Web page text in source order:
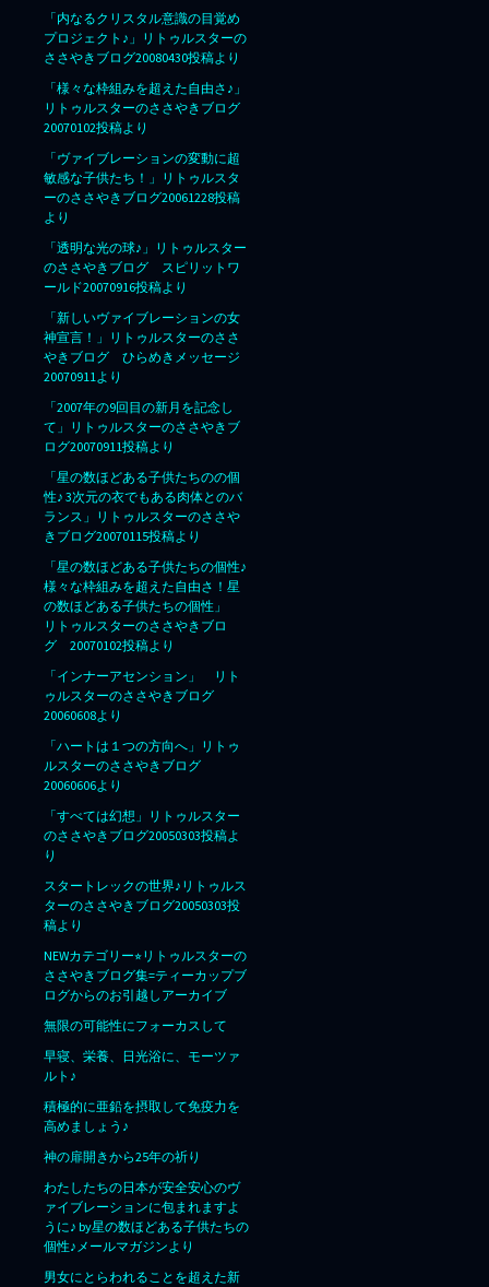
「内なるクリスタル意識の目覚め
プロジェクト♪」リトゥルスターの
ささやきブログ20080430投稿より
「様々な枠組みを超えた自由さ♪」
リトゥルスターのささやきブログ
20070102投稿より
「ヴァイブレーションの変動に超
敏感な子供たち！」リトゥルスタ
ーのささやきブログ20061228投稿
より
「透明な光の球♪」リトゥルスター
のささやきブログ スピリットワ
ールド20070916投稿より
「新しいヴァイブレーションの女
神宣言！」リトゥルスターのささ
やきブログ ひらめきメッセージ
20070911より
「2007年の9回目の新月を記念し
て」リトゥルスターのささやきブ
ログ20070911投稿より
「星の数ほどある子供たちのの個
性♪ 3次元の衣でもある肉体とのバ
ランス」リトゥルスターのささや
きブログ20070115投稿より
「星の数ほどある子供たちの個性♪
様々な枠組みを超えた自由さ！星
の数ほどある子供たちの個性」
リトゥルスターのささやきブロ
グ 20070102投稿より
「インナーアセンション」 リト
ゥルスターのささやきブログ
20060608より
「ハートは１つの方向へ」リトゥ
ルスターのささやきブログ
20060606より
「すべては幻想」リトゥルスター
のささやきブログ20050303投稿よ
り
スタートレックの世界♪リトゥルス
ターのささやきブログ20050303投
稿より
NEWカテゴリー⭐︎リトゥルスターの
ささやきブログ集=ティーカップブ
ログからのお引越しアーカイブ
無限の可能性にフォーカスして
早寝、栄養、日光浴に、モーツァ
ルト♪
積極的に亜鉛を摂取して免疫力を
高めましょう♪
神の扉開きから25年の祈り
わたしたちの日本が安全安心のヴ
ァイブレーションに包まれますよ
うに♪ by星の数ほどある子供たちの
個性♪メールマガジンより
男女にとらわれることを超えた新